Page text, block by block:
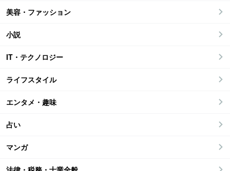
美容・ファッション
小説
IT・テクノロジー
ライフスタイル
エンタメ・趣味
占い
マンガ